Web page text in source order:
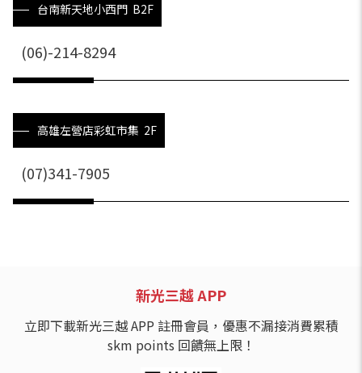
台南新天地小西門 B2F
(06)-214-8294
高雄左營店彩虹市集 2F
(07)341-7905
新光三越 APP
立即下載新光三越 APP 註冊會員，優惠不漏接消費累積
skm points 回饋無上限！